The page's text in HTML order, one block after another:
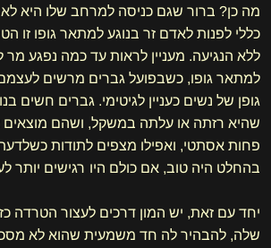
מה כן? ברור שגם כניסה למרחב שלו היא לא
כללי לפנות לאדם זר בנוגע למתאר גופו זו
ללא הנגיעה. מעניין לראות עד כמה נפגע מר
למתאר גופו, כשבפועל גברים מרשים
גופן של נשים כעניין לגיטימי. גברים חשים
שהיא רזתה או עלתה במשקל, ושהם מוצאים
פחות אסתטי, ואפילו מצפים לתודות
בהחלט היה טוב, אם כולם היו רגישים יותר
יחד עם זאת, יש המון דרכים לעצור הטרדה
שלה, להבהיר לה חד משמעית שהוא לא